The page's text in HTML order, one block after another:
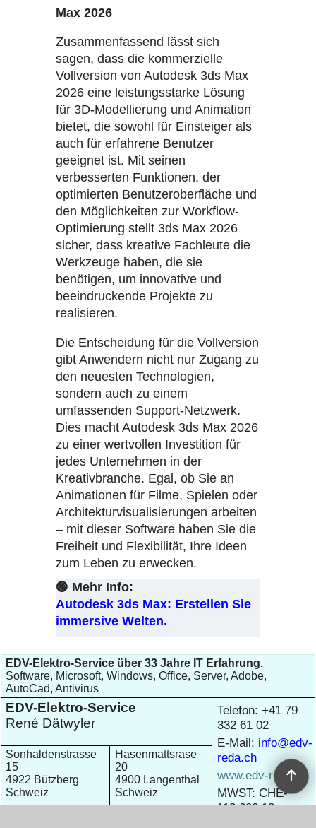
Max 2026
Zusammenfassend lässt sich
sagen, dass die kommerzielle
Vollversion von Autodesk 3ds Max
2026 eine leistungsstarke Lösung
für 3D-Modellierung und Animation
bietet, die sowohl für Einsteiger als
auch für erfahrene Benutzer
geeignet ist. Mit seinen
verbesserten Funktionen, der
optimierten Benutzeroberfläche und
den Möglichkeiten zur Workflow-
Optimierung stellt 3ds Max 2026
sicher, dass kreative Fachleute die
Werkzeuge haben, die sie
benötigen, um innovative und
beeindruckende Projekte zu
realisieren.
Die Entscheidung für die Vollversion
gibt Anwendern nicht nur Zugang zu
den neuesten Technologien,
sondern auch zu einem
umfassenden Support-Netzwerk.
Dies macht Autodesk 3ds Max 2026
zu einer wertvollen Investition für
jedes Unternehmen in der
Kreativbranche. Egal, ob Sie an
Animationen für Filme, Spielen oder
Architekturvisualisierungen arbeiten
– mit dieser Software haben Sie die
Freiheit und Flexibilität, Ihre Ideen
zum Leben zu erwecken.
🟢 Mehr Info:
Autodesk 3ds Max: Erstellen Sie
immersive Welten.
EDV-Elektro-Service über 33 Jahre IT Erfahrung.
Software, Microsoft, Windows, Office, Server, Adobe,
AutoCad, Antivirus
EDV-Elektro-Service
René Dätwyler
Telefon: +41 79
332 61 02
E-Mail: info@edv-
reda.ch
www.edv-reda.ch
MWST: CHE-
113.602.13
Sonhaldenstrasse
15
4922 Bützberg
Schweiz
Hasenmattsrase
20
4900 Langenthal
Schweiz